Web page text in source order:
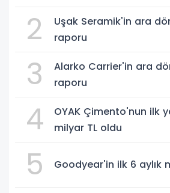
2
Uşak Seramik'in ara
raporu
3
Alarko Carrier'in ara
raporu
4
OYAK Çimento'nun ilk
milyar TL oldu
5 Goodyear'in ilk 6 aylık